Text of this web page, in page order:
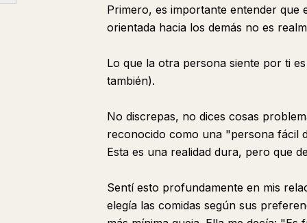
Primero, es importante entender
orientada hacia los demás no es
Lo que la otra persona siente por ti
también).
No discrepas, no dices cosas
reconocido como una "persona fácil
Esta es una realidad dura, pero que
Sentí esto profundamente en mis
elegía las comidas según sus